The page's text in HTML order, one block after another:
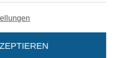
den niederländischen
Français
(France)
In den